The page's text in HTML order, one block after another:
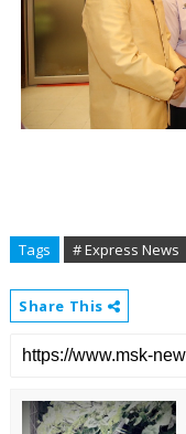
Tags # Express News
Share This